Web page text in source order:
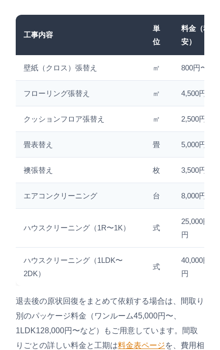
工事内容
単
位
料金（税込
安）
壁紙（クロス）張替え ㎡ 800円〜
フローリング張替え ㎡ 4,500円〜
クッションフロア張替え ㎡ 2,500円〜
畳表替え 畳 5,000円〜
襖張替え 枚 3,500円〜
エアコンクリーニング 台 8,000円〜
ハウスクリーニング（1R〜1K） 式
25,000円〜
円
ハウスクリーニング（1LDK〜
2DK）
式
40,000円〜
円
退去後の原状回復をまとめて依頼する場合は、間取り
別のパッケージ料金（ワンルーム45,000円〜、
1LDK128,000円〜など）もご用意しています。間取
りごとの詳しい料金と工期は料金表ページを、費用相